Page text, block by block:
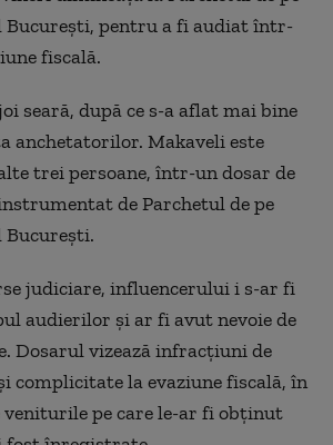
pentru a fi audiat într-
fiscală.
seară, după ce s-a aflat mai bine
anchetatorilor. Makaveli este
trei persoane, într-un dosar de
de Parchetul de pe
judiciare, influencerului i s-ar fi
audierilor şi ar fi avut nevoie de
Dosarul vizează infracţiuni de
complicitate la evaziune fiscală, în
pe care le-ar fi obţinut